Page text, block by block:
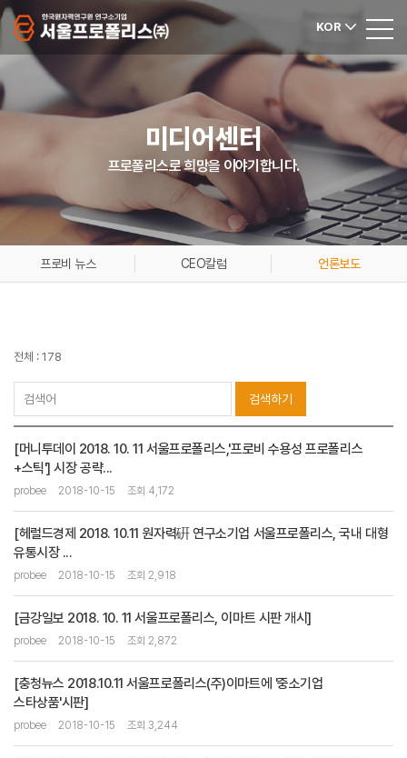
KOR
미디어센터
프로폴리스로 희망을 이야기합니다.
프로비 뉴스 CEO칼럼 언론보도
전체 : 178
검색하기
[머니투데이 2018. 10. 11 서울프로폴리스,'프로비 수용성 프로폴리스
+스틱'] 시장 공략...
probee 2018-10-15 조회 4,172
[헤럴드경제 2018. 10.11 원자력硏 연구소기업 서울프로폴리스, 국내 대형
유통시장 ...
probee 2018-10-15 조회 2,918
[금강일보 2018. 10. 11 서울프로폴리스, 이마트 시판 개시]
probee 2018-10-15 조회 2,872
[충청뉴스 2018.10.11 서울프로폴리스(주)이마트에 '중소기업
스타상품'시판]
probee 2018-10-15 조회 3,244